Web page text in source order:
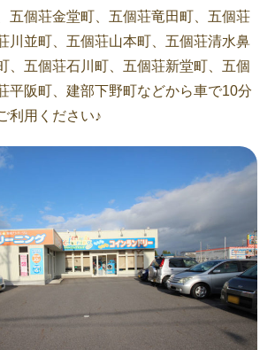
五個荘金堂町、五個荘竜田町、五個荘
川並町、五個荘山本町、五個荘清水鼻
、五個荘石川町、五個荘新堂町、五個
平阪町、建部下野町などから車で10分
利用ください♪